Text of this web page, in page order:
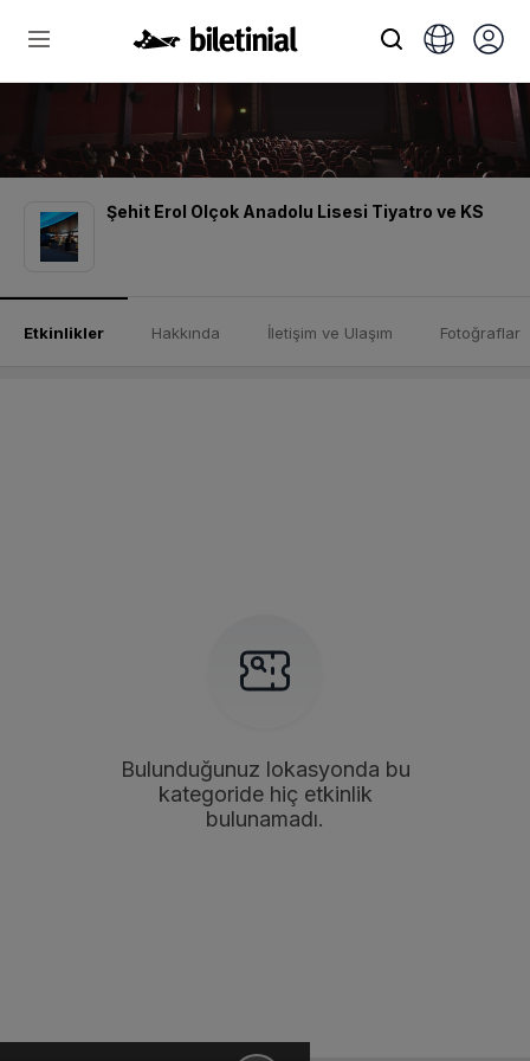
Şehit Erol Olçok Anadolu Lisesi Tiyatro ve KS
Etkinlikler Hakkında İletişim ve Ulaşım Fotoğraflar
Bulunduğunuz lokasyonda bu
kategoride hiç etkinlik
bulunamadı.